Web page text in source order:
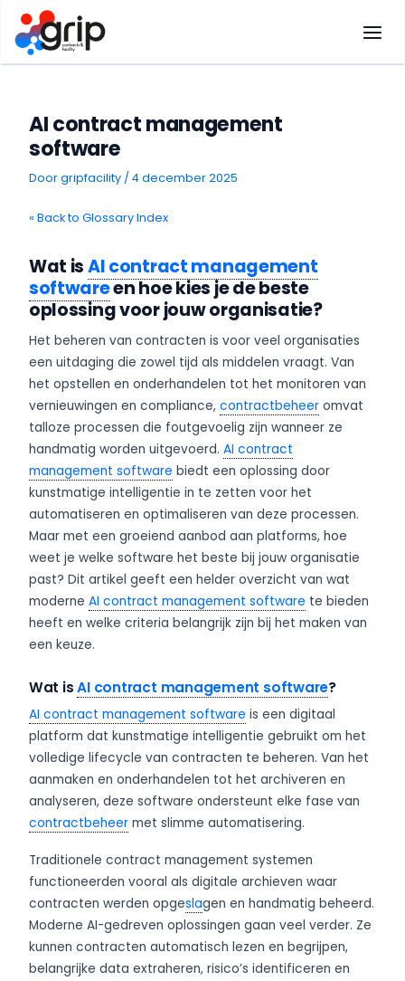
naar
de
inhoud
AI contract management
software
Doorgripfacility / 4 december 2025
« Back to Glossary Index
Wat isAI contract management
softwareen hoe kies je de beste
oplossing voor jouw organisatie?
Het beheren van contracten is voor veel organisaties
een uitdaging die zowel tijd als middelen vraagt. Van
het opstellen en onderhandelen tot het monitoren van
vernieuwingen en compliance, contractbeheeromvat
talloze processen die foutgevoelig zijn wanneer ze
handmatig worden uitgevoerd. AI contract
management software biedt een oplossing door
kunstmatige intelligentie in te zetten voor het
automatiseren en optimaliseren van deze processen.
Maar met een groeiend aanbod aan platforms, hoe
weet je welke software het beste bij jouw organisatie
past? Dit artikel geeft een helder overzicht van wat
moderne AI contract management software te bieden
heeft en welke criteria belangrijk zijn bij het maken van
een keuze.
Wat isAI contract management software?
AI contract management software is een digitaal
platform dat kunstmatige intelligentie gebruikt om het
volledige lifecycle van contracten te beheren. Van het
aanmaken en onderhandelen tot het archiveren en
analyseren, deze software ondersteunt elke fase van
contractbeheermet slimme automatisering.
Traditionele contract management systemen
functioneerden vooral als digitale archieven waar
contracten werden opgeslagen en handmatig beheerd.
Moderne AI-gedreven oplossingen gaan veel verder. Ze
kunnen contracten automatisch lezen en begrijpen,
belangrijke data extraheren, risico’s identificeren en